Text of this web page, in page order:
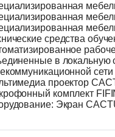
средства
в локальную
проектор
комплект
Экран